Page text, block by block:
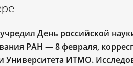
День российской
РАН — 8 февраля,
ИТМО.